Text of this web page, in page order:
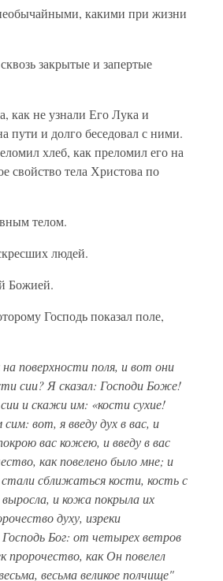
какими при жизни
закрытые и запертые
как не узнали Его Лука и
и долго беседовал с ними.
хлеб, как преломил его на
свойство тела Христова по
телом.
людей.
Божией.
Господь показал поле,
поверхности поля, и вот они
сии? Я сказал: Господи Боже!
и скажи им: «кости сухие!
вот, я введу дух в вас, и
вас кожею, и введу в вас
как повелено было мне; и
сближаться кости, кость с
и кожа покрыла их
духу, изреки
Бог: от четырех ветров
как Он повелел
весьма великое полчище"